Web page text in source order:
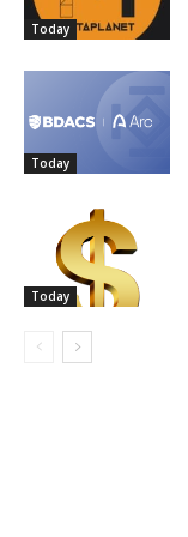
Today
Today
Today